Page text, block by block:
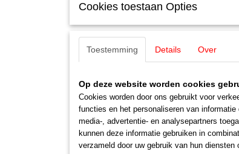
Specificaties
EAN code
Schaal
Omschrijving
Noch 16500
exclusieve groenten stand
Cookies toestaan Opties
Toestemming Details Over
Op deze website worden cookies
Cookies worden door ons gebruikt voor
functies en het personaliseren van
media-, advertentie- en analysepartners
kunnen deze informatie gebruiken in
verzameld door uw gebruik van hun